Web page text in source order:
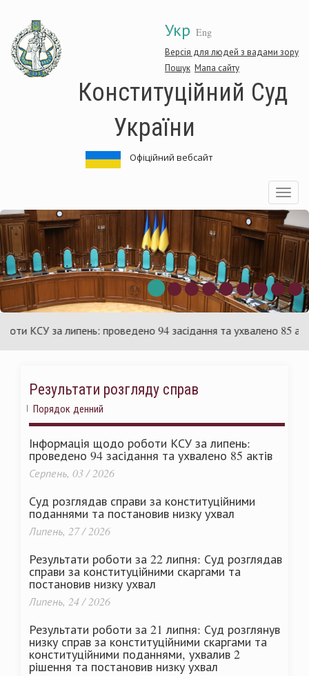
основного
матеріалу
Укр Eng
Версія для людей з вадами зору
Пошук Мапа сайту
Конституційний Суд
України
Офіційний вебсайт
Toggle
КСУ за липень: проведено 94 засідання та ухвалено 85 актів
Результати розгляду справ
Порядок денний
Інформація щодо роботи КСУ за липень:
проведено 94 засідання та ухвалено 85 актів
Серпень, 03 / 2026
Суд розглядав справи за конституційними
поданнями та постановив низку ухвал
Липень, 27 / 2026
Результати роботи за 22 липня: Суд розглядав
справи за конституційними скаргами та
постановив низку ухвал
Липень, 24 / 2026
Результати роботи за 21 липня: Суд розглянув
низку справ за конституційними скаргами та
конституційними поданнями, ухвалив 2
рішення та постановив низку ухвал